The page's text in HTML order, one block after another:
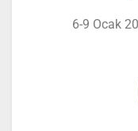
6-9 Ocak